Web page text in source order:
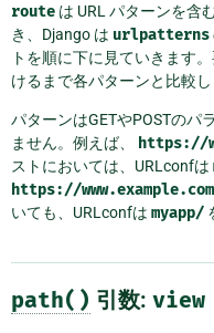
route は URL パターンを含
き、Django は urlpatterns
トを順に下に見ていきます
けるまで各パターンと比較し
パターンはGETやPOSTのパ
ません。例えば、 https://
ストにおいては、URLconfは
https://
いても、URLconfは myapp/
path() 引数: view